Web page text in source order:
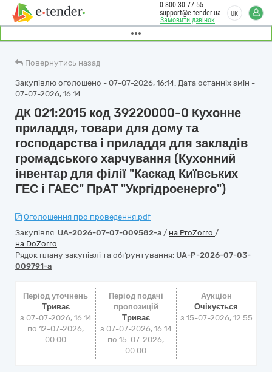
Замовити дзвінок
0 800 30 77 55
support@e-tender.ua
UK
Повернутись назад
Закупівлю оголошено - 07-07-2026, 16:14. Дата останніх змін -
07-07-2026, 16:14
ДК 021:2015 код 39220000-0 Кухонне
приладдя, товари для дому та
господарства і приладдя для закладів
громадського харчування (Кухонний
інвентар для філії "Каскад Київських
ГЕС і ГАЕС" ПрАТ "Укргідроенерго")
Оголошення про проведення.pdf
Закупівля: UA-2026-07-07-009582-a / на ProZorro /
на DoZorro
Рядок плану закупівлі та обґрунтування: UA-P-2026-07-03-
009791-a
Період уточнень
Триває
з 07-07-2026, 16:14
по 12-07-2026,
00:00
Період подачі
пропозицій
Триває
з 07-07-2026, 16:14
по 15-07-2026,
00:00
Аукціон
Очікується
з 15-07-2026, 12:55